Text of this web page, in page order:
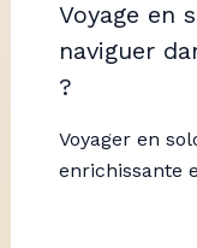
Voyage en
naviguer
?
Voyager en
enrichissante